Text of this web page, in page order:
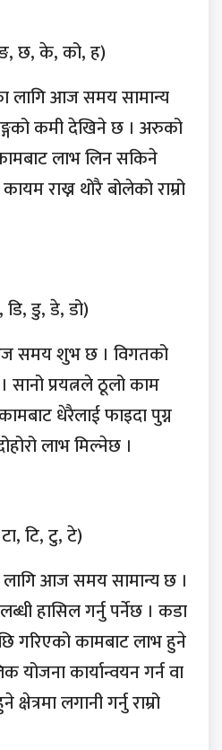
छ, के, को, ह)
लागि आज समय सामान्य
कमी देखिने छ । अरुको
लाभ लिन सकिने
राख्न थोरै बोलेको राम्रो
डि, डु, डे, डो)
समय शुभ छ । विगतको
सानो प्रयत्नले ठूलो काम
धेरैलाई फाइदा पुग्न
लाभ मिल्नेछ ।
टि, टु, टे)
आज समय सामान्य छ ।
हासिल गर्नु पर्नेछ । कडा
गरिएको कामबाट लाभ हुने
योजना कार्यान्वयन गर्न वा
लगानी गर्नु राम्रो